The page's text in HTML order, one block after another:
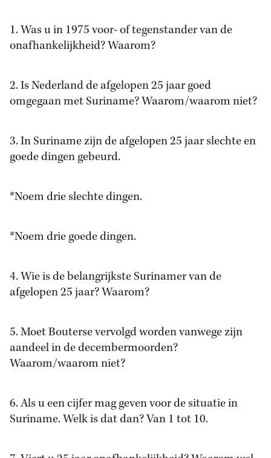
1. Was u in 1975 voor- of tegenstander van de
onafhankelijkheid? Waarom?
2. Is Nederland de afgelopen 25 jaar goed
omgegaan met Suriname? Waarom/waarom niet?
3. In Suriname zijn de afgelopen 25 jaar slechte en
goede dingen gebeurd.
*Noem drie slechte dingen.
*Noem drie goede dingen.
4. Wie is de belangrijkste Surinamer van de
afgelopen 25 jaar? Waarom?
5. Moet Bouterse vervolgd worden vanwege zijn
aandeel in de decembermoorden?
Waarom/waarom niet?
6. Als u een cijfer mag geven voor de situatie in
Suriname. Welk is dat dan? Van 1 tot 10.